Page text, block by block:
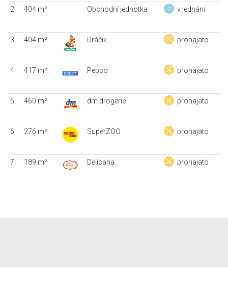
2 404 m² Obchodní jednotka v jednání
3 404 m² Dráčik pronajato
4 417 m² Pepco pronajato
5 460 m² dm drogerie pronajato
6 276 m² SuperZOO pronajato
7 189 m² Delicana pronajato